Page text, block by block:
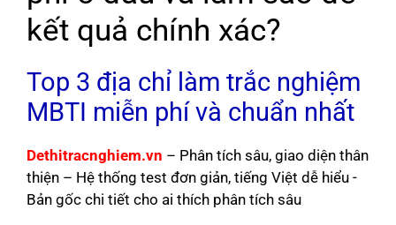
kết quả chính xác?
Top 3 địa chỉ làm trắc nghiệm
MBTI miễn phí và chuẩn nhất
Dethitracnghiem.vn – Phân tích sâu, giao diện thân
thiện – Hệ thống test đơn giản, tiếng Việt dễ hiểu -
Bản gốc chi tiết cho ai thích phân tích sâu